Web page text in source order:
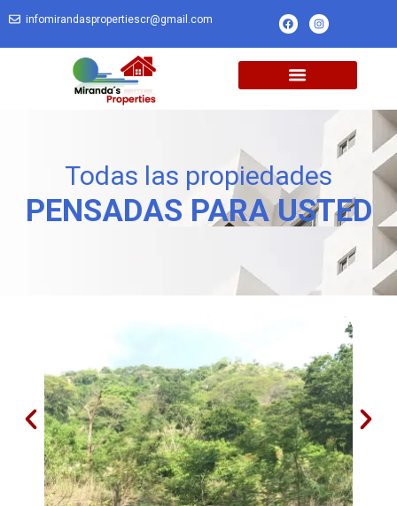
infomirandaspropertiescr@gmail.com
Todas las propiedades
PENSADAS PARA USTED